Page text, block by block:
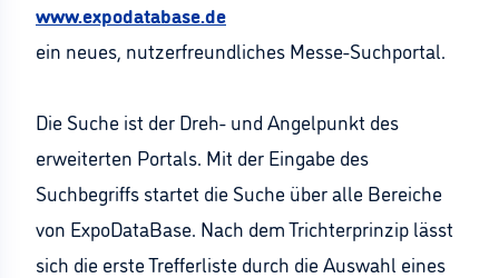
www.expodatabase.de
ein neues, nutzerfreundliches Messe-Suchportal.
Die Suche ist der Dreh- und Angelpunkt des
erweiterten Portals. Mit der Eingabe des
Suchbegriffs startet die Suche über alle Bereiche
von ExpoDataBase. Nach dem Trichterprinzip lässt
sich die erste Trefferliste durch die Auswahl eines